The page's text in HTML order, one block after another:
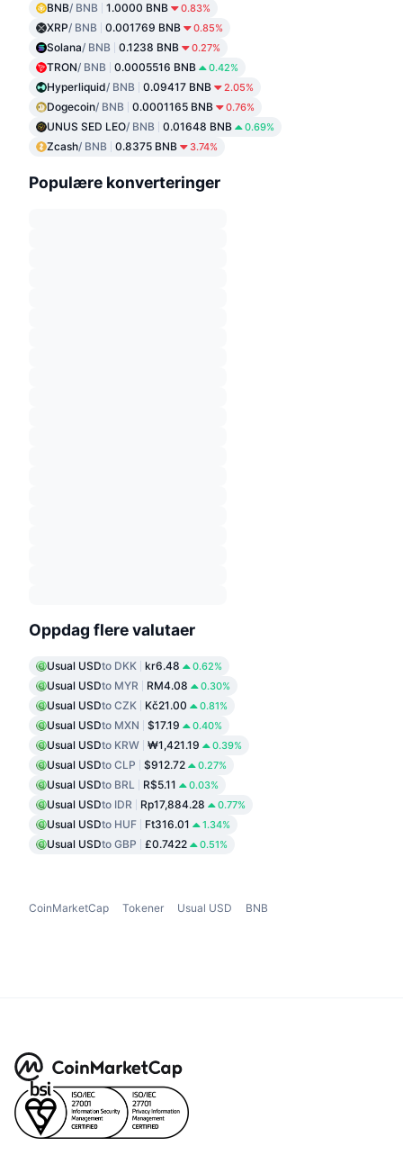
BNB/ BNB 1.0000 BNB 0.83%
XRP/ BNB 0.001769 BNB 0.85%
Solana/ BNB 0.1238 BNB 0.27%
TRON/ BNB 0.0005516 BNB 0.42%
Hyperliquid/ BNB 0.09417 BNB 2.05%
Dogecoin/ BNB 0.0001165 BNB 0.76%
UNUS SED LEO/ BNB 0.01648 BNB 0.69%
Zcash/ BNB 0.8375 BNB 3.74%
Populære konverteringer
Oppdag flere valutaer
Usual USDto DKK kr6.48 0.62%
Usual USDto MYR RM4.08 0.30%
Usual USDto CZK Kč21.00 0.81%
Usual USDto MXN $17.19 0.40%
Usual USDto KRW ₩1,421.19 0.39%
Usual USDto CLP $912.72 0.27%
Usual USDto BRL R$5.11 0.03%
Usual USDto IDR Rp17,884.28 0.77%
Usual USDto HUF Ft316.01 1.34%
Usual USDto GBP £0.7422 0.51%
CoinMarketCap Tokener Usual USD BNB